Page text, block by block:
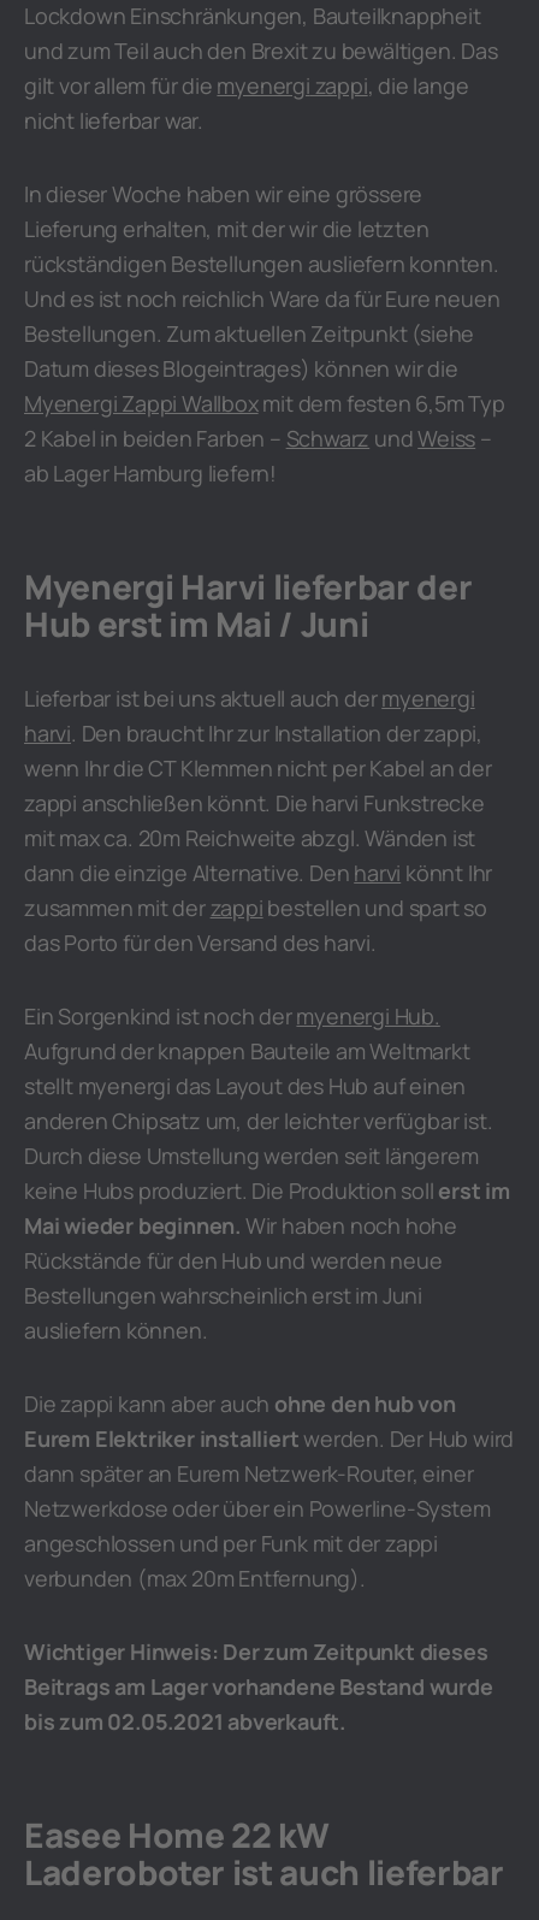
Lockdown Einschränkungen, Bauteilknappheit
und zum Teil auch den Brexit zu bewältigen. Das
gilt vor allem für die myenergi zappi, die lange
nicht lieferbar war.
In dieser Woche haben wir eine grössere
Lieferung erhalten, mit der wir die letzten
rückständigen Bestellungen ausliefern konnten.
Und es ist noch reichlich Ware da für Eure neuen
Bestellungen. Zum aktuellen Zeitpunkt (siehe
Datum dieses Blogeintrages) können wir die
Myenergi Zappi Wallboxmit dem festen 6,5m Typ
2 Kabel in beiden Farben – Schwarz undWeiss –
ab Lager Hamburg liefern!
Myenergi Harvi lieferbar der
Hub erst im Mai / Juni
Lieferbar ist bei uns aktuell auch dermyenergi
harvi. Den braucht Ihr zur Installation der zappi,
wenn Ihr die CT Klemmen nicht per Kabel an der
zappi anschließen könnt. Die harvi Funkstrecke
mit max ca. 20m Reichweite abzgl. Wänden ist
dann die einzige Alternative. Den harvi könnt Ihr
zusammen mit derzappi bestellen und spart so
das Porto für den Versand des harvi.
Ein Sorgenkind ist noch dermyenergi Hub.
Aufgrund der knappen Bauteile am Weltmarkt
stellt myenergi das Layout des Hub auf einen
anderen Chipsatz um, der leichter verfügbar ist.
Durch diese Umstellung werden seit längerem
keine Hubs produziert. Die Produktion soll erst im
Mai wieder beginnen. Wir haben noch hohe
Rückstände für den Hub und werden neue
Bestellungen wahrscheinlich erst im Juni
ausliefern können.
Die zappi kann aber auch ohne den hub von
Eurem Elektriker installiertwerden. Der Hub wird
dann später an Eurem Netzwerk-Router, einer
Netzwerkdose oder über ein Powerline-System
angeschlossen und per Funk mit der zappi
verbunden (max 20m Entfernung).
Wichtiger Hinweis: Der zum Zeitpunkt dieses
Beitrags am Lager vorhandene Bestand wurde
bis zum 02.05.2021 abverkauft.
Easee Home 22 kW
Laderoboter ist auch lieferbar